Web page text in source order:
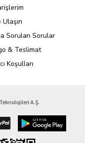
Ulaşın
Sorulan Sorular
& Teslimat
Koşulları
A.Ş.